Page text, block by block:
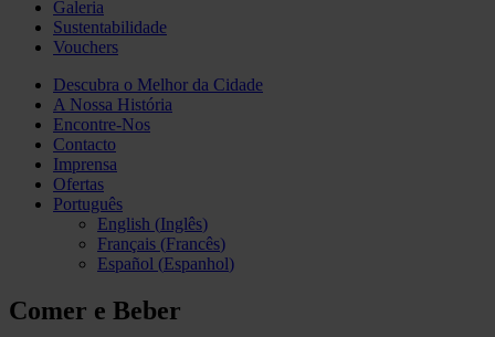
Galeria
Sustentabilidade
Vouchers
Descubra o Melhor da Cidade
A Nossa História
Encontre-Nos
Contacto
Imprensa
Ofertas
Português
English (Inglês)
Français (Francês)
Español (Espanhol)
Comer e Beber